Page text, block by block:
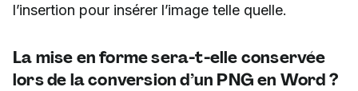
l’insertion pour insérer l’image telle quelle.
La mise en forme sera-t-elle conservée
lors de la conversion d’un PNG en Word ?